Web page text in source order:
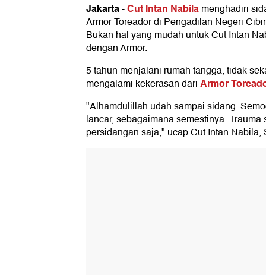
Jakarta-Cut Intan Nabilamenghadiri
Armor Toreador di Pengadilan Negeri
Bukan hal yang mudah untuk Cut Intan
dengan Armor.
5 tahun menjalani rumah tangga, tidak
mengalami kekerasan dariArmor
"Alhamdulillah udah sampai sidang.
lancar, sebagaimana semestinya.
persidangan saja," ucap Cut Intan Nabila,